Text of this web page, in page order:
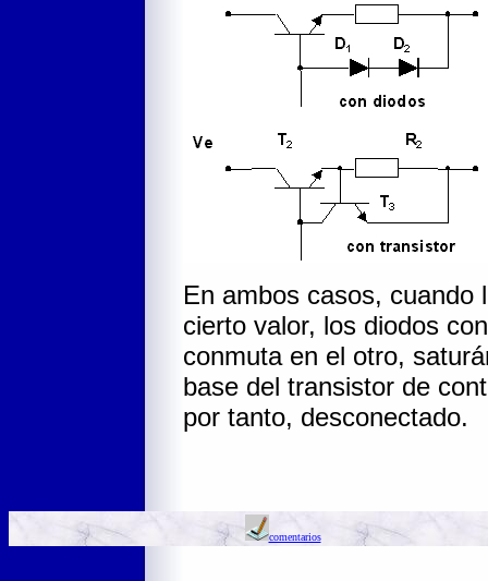
En ambos casos, cuando
cierto valor, los diodos
conmuta en el otro,
base del transistor de
por tanto, desconectado.
comentarios